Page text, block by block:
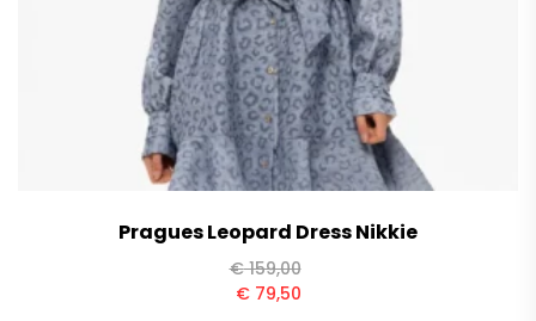
Pragues Leopard Dress Nikkie
€159,00
€79,50